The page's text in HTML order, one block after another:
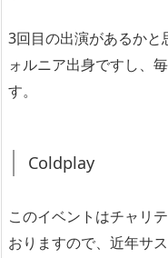
3回目の出演があるかと
ォルニア出身ですし、
す。
Coldplay
このイベントはチャリ
おりますので、近年サ